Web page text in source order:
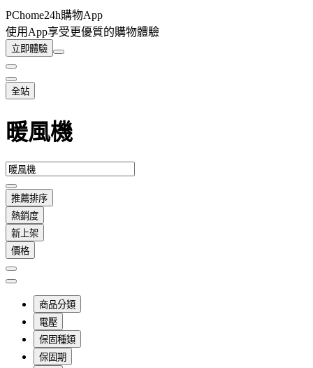
PChome24h購物App
使用App享受更優質的購物體驗
立即體驗
全站
暖風機
推薦排序
熱銷度
新上架
價格
商品分類
電壓
保固種類
保固期